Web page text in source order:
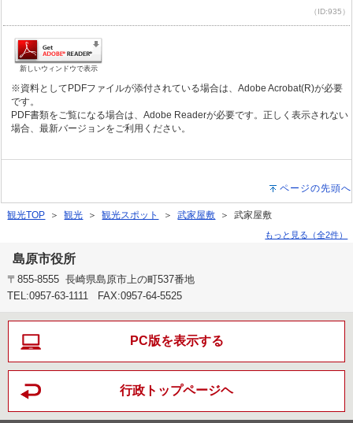
（ID:935）
新しいウィンドウで表示
※資料としてPDFファイルが添付されている場合は、Adobe Acrobat(R)が必要
です。
PDF書類をご覧になる場合は、Adobe Readerが必要です。正しく表示されない
場合、最新バージョンをご利用ください。
ページの先頭へ
観光TOP ＞観光 ＞観光スポット ＞武家屋敷 ＞ 武家屋敷
もっと見る（全2件）
島原市役所
〒855-8555 長崎県島原市上の町537番地
TEL:0957-63-1111 FAX:0957-64-5525
PC版を表示する
行政トップページヘ